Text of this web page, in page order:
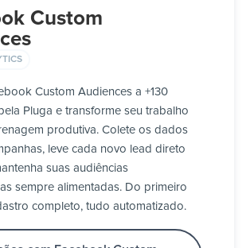
Custom
Custom Audiences a +130
Pluga e transforme seu trabalho
produtiva. Colete os dados
leve cada novo lead direto
suas audiências
sempre alimentadas. Do primeiro
completo, tudo automatizado.